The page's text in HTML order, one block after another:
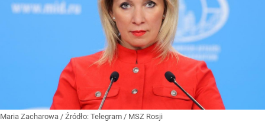
Maria Zacharowa / Źródło: Telegram / MSZ Rosji